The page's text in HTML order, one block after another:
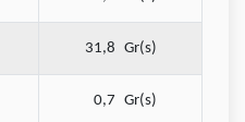
31,8 Gr(s)
0,7 Gr(s)